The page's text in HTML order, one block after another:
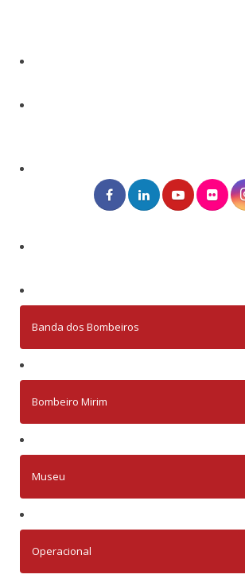
Banda dos Bombeiros
Bombeiro Mirim
Museu
Operacional